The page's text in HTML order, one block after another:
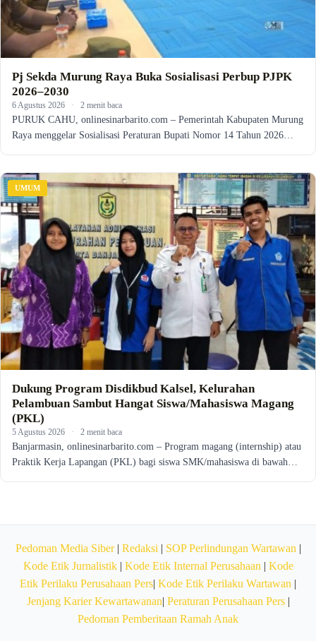
Pj Sekda Murung Raya Buka Sosialisasi Perbup PJPK
2026–2030
6 Agustus 2026 · 2 menit baca
PURUK CAHU, onlinesinarbarito.com – Pemerintah Kabupaten Murung
Raya menggelar Sosialisasi Peraturan Bupati Nomor 14 Tahun 2026…
UMUM
Dukung Program Disdikbud Kalsel, Kelurahan
Pelambuan Sambut Hangat Siswa/Mahasiswa Magang
(PKL)
5 Agustus 2026 · 2 menit baca
Banjarmasin, onlinesinarbarito.com – Program magang (internship) atau
Praktik Kerja Lapangan (PKL) bagi siswa SMK/mahasiswa di bawah…
Pedoman Media Siber| Redaksi | SOP Perlindungan Wartawan |
Kode Etik Jurnalistik| Kode Etik Internal Perusahaan | Kode
Etik Perilaku Perusahaan Pers| Kode Etik Perilaku Wartawan |
Jenjang Karier Kewartawanan| Peraturan Perusahaan Pers|
Pedoman Pemberitaan Ramah Anak